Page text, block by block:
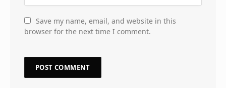
Save my name, email, and website in this
browser for the next time I comment.